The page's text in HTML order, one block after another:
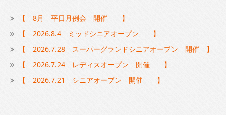
【 8月 平日月例会 開催 】
【 2026.8.4 ミッドシニアオープン 】
【 2026.7.28 スーパーグランドシニアオープン 開催 】
【 2026.7.24 レディスオープン 開催 】
【 2026.7.21 シニアオープン 開催 】